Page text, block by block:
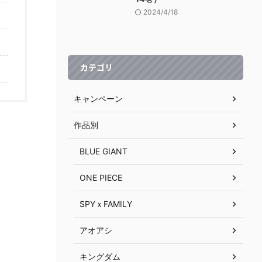
2024/4/18
カテゴリ
キャンペーン
作品別
BLUE GIANT
ONE PIECE
SPYｘFAMILY
アオアシ
キングダム